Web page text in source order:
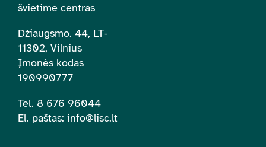
švietime centras
Džiaugsmo. 44, LT-
11302, Vilnius
Įmonės kodas
190990777
Tel. 8 676 96044
El. paštas: info@lisc.lt